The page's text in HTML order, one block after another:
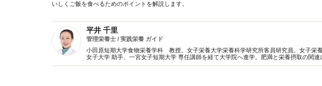
いしくご飯を食べるためのポイントを解説します。
平井 千里
管理栄養士 / 実践栄養 ガイド
小田原短期大学食物栄養学科 教授。女子栄養大学栄養科学研究所客員研究員。女子栄
女子大学 助手、一宮女子短期大学 専任講師を経て大学院へ進学。肥満と栄養摂取の関
任者（栄養相談も実施）。現在は教壇に立つ傍ら、実践に即した栄養情報を発信。